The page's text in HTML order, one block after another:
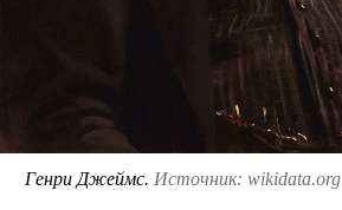
Генри Джеймс. Источник: wikidata.org